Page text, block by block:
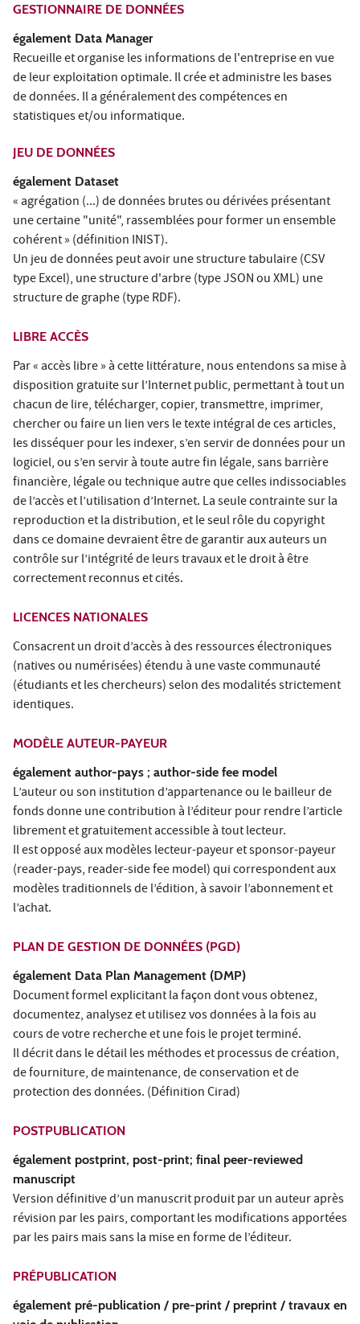
GESTIONNAIRE DE DONNÉES
également Data Manager
Recueille et organise les informations de l'entreprise en vue
de leur exploitation optimale. Il crée et administre les bases
de données. Il a généralement des compétences en
statistiques et/ou informatique.
JEU DE DONNÉES
également Dataset
« agrégation (...) de données brutes ou dérivées présentant
une certaine "unité", rassemblées pour former un ensemble
cohérent » (définition INIST).
Un jeu de données peut avoir une structure tabulaire (CSV
type Excel), une structure d'arbre (type JSON ou XML) une
structure de graphe (type RDF).
LIBRE ACCÈS
Par « accès libre » à cette littérature, nous entendons sa mise à
disposition gratuite sur l’Internet public, permettant à tout un
chacun de lire, télécharger, copier, transmettre, imprimer,
chercher ou faire un lien vers le texte intégral de ces articles,
les disséquer pour les indexer, s’en servir de données pour un
logiciel, ou s’en servir à toute autre fin légale, sans barrière
financière, légale ou technique autre que celles indissociables
de l’accès et l’utilisation d’Internet. La seule contrainte sur la
reproduction et la distribution, et le seul rôle du copyright
dans ce domaine devraient être de garantir aux auteurs un
contrôle sur l’intégrité de leurs travaux et le droit à être
correctement reconnus et cités.
LICENCES NATIONALES
Consacrent un droit d’accès à des ressources électroniques
(natives ou numérisées) étendu à une vaste communauté
(étudiants et les chercheurs) selon des modalités strictement
identiques.
MODÈLE AUTEUR-PAYEUR
également author-pays ; author-side fee model
L’auteur ou son institution d’appartenance ou le bailleur de
fonds donne une contribution à l’éditeur pour rendre l’article
librement et gratuitement accessible à tout lecteur.
Il est opposé aux modèles lecteur-payeur et sponsor-payeur
(reader-pays, reader-side fee model) qui correspondent aux
modèles traditionnels de l’édition, à savoir l’abonnement et
l’achat.
PLAN DE GESTION DE DONNÉES (PGD)
également Data Plan Management (DMP)
Document formel explicitant la façon dont vous obtenez,
documentez, analysez et utilisez vos données à la fois au
cours de votre recherche et une fois le projet terminé.
Il décrit dans le détail les méthodes et processus de création,
de fourniture, de maintenance, de conservation et de
protection des données. (Définition Cirad)
POSTPUBLICATION
également postprint, post-print; final peer-reviewed
manuscript
Version définitive d’un manuscrit produit par un auteur après
révision par les pairs, comportant les modifications apportées
par les pairs mais sans la mise en forme de l’éditeur.
PRÉPUBLICATION
également pré-publication / pre-print / preprint / travaux en